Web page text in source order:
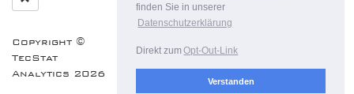
finden Sie in unserer
Datenschutzerklärung
Direkt zum Opt-Out-Link
Verstanden
Copyright ©
TecStat
Analytics 2026